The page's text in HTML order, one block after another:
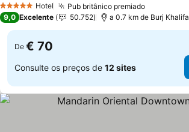
5 Estrelas Hotel Pub britânico premiado
9,0 Excelente 50.752 a 0.7 km de Burj Khalifa
De € 70
Consulte os preços de 12 sites